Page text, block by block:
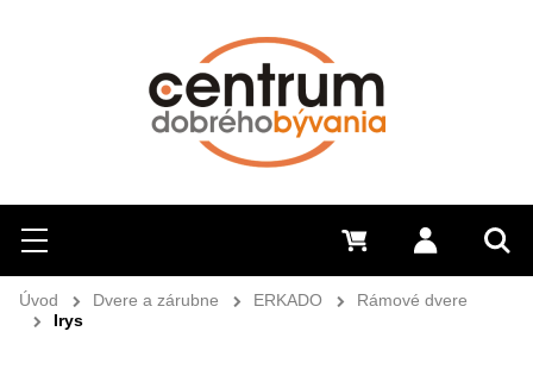
Hľadať
Menu Prihlásiť
0 €
Úvod Dvere a zárubne ERKADO
Rámové dvere
Irys